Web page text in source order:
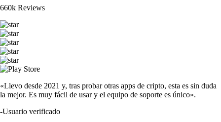
660k Reviews
«Llevo desde 2021 y, tras probar otras apps de cripto, esta es sin duda
la mejor. Es muy fácil de usar y el equipo de soporte es único».
-Usuario verificado